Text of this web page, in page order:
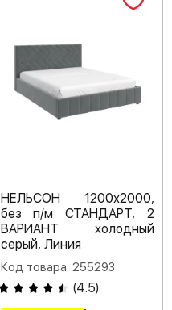
НЕЛЬСОН 1200х2000,
без п/м СТАНДАРТ, 2
ВАРИАНТ холодный
серый, Линия
Код товара: 255293
(4.5)